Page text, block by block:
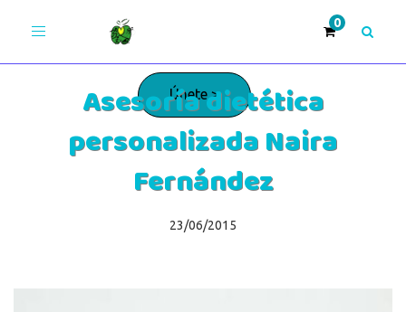
Toggle
Únete >
¡Adelante!
Asesoría dietética
personalizada Naira
Fernández
23/06/2015